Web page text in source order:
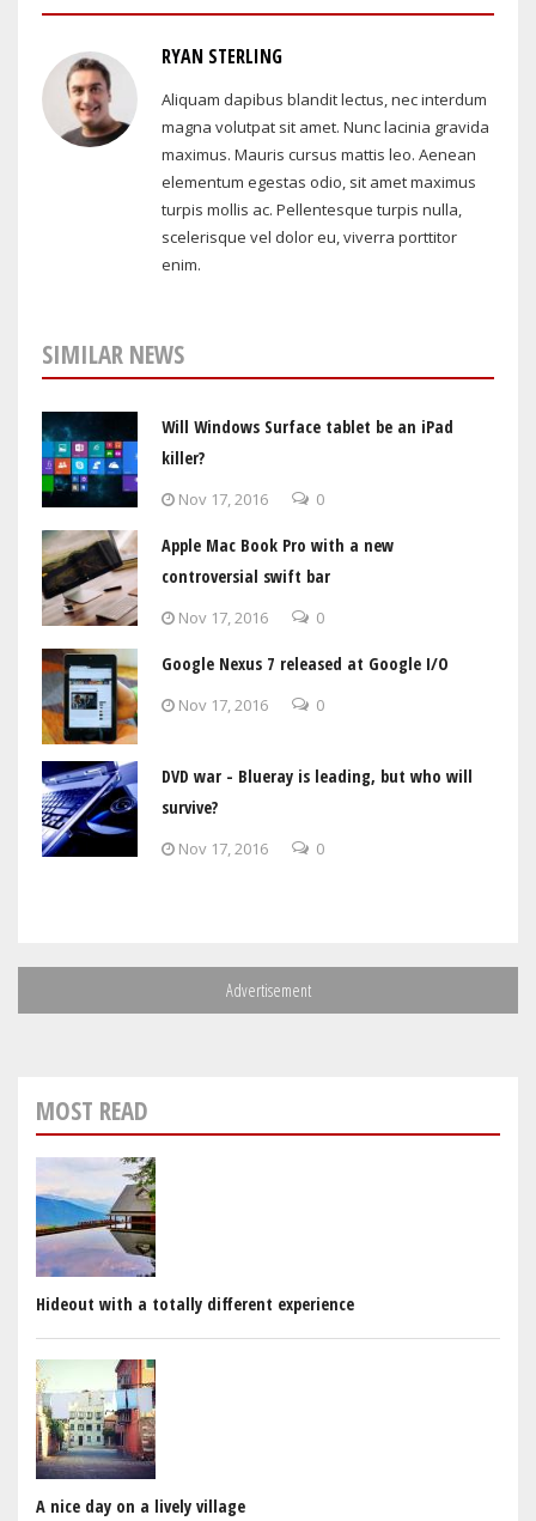
RYAN STERLING
Aliquam dapibus blandit lectus, nec interdum
magna volutpat sit amet. Nunc lacinia gravida
maximus. Mauris cursus mattis leo. Aenean
elementum egestas odio, sit amet maximus
turpis mollis ac. Pellentesque turpis nulla,
scelerisque vel dolor eu, viverra porttitor
enim.
SIMILAR NEWS
Will Windows Surface tablet be an iPad
killer?
Nov 17, 2016 0
Apple Mac Book Pro with a new
controversial swift bar
Nov 17, 2016 0
Google Nexus 7 released at Google I/O
Nov 17, 2016 0
DVD war - Blueray is leading, but who will
survive?
Nov 17, 2016 0
Advertisement
MOST READ
Hideout with a totally different experience
A nice day on a lively village